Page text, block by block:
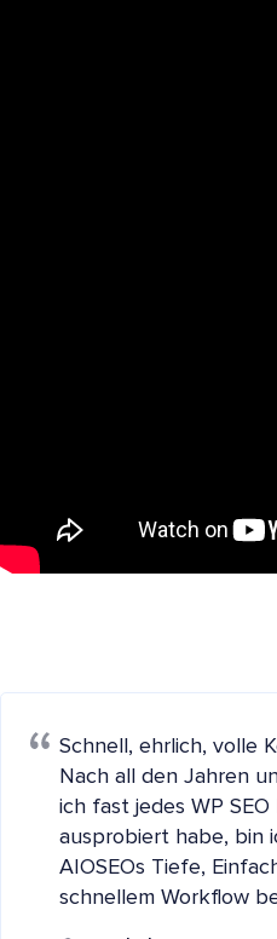
Schnell, ehrlich, volle
Nach all den Jahren
ich fast jedes WP SEO
ausprobiert habe, bin
AIOSEOs Tiefe,
schnellem Workflow